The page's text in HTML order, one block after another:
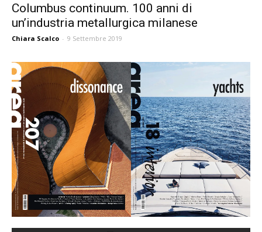
Columbus continuum. 100 anni di
un’industria metallurgica milanese
Chiara Scalco - 9 Settembre 2019